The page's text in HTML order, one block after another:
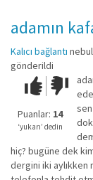
adamın
Kalıcı bağlantı
gönderildi
Çok iyi!O
kadar
iyi
değil!
Puanlar: 14
‘yukarı’ dedin
hiç? bugüne dek
dergini iki aylıkken